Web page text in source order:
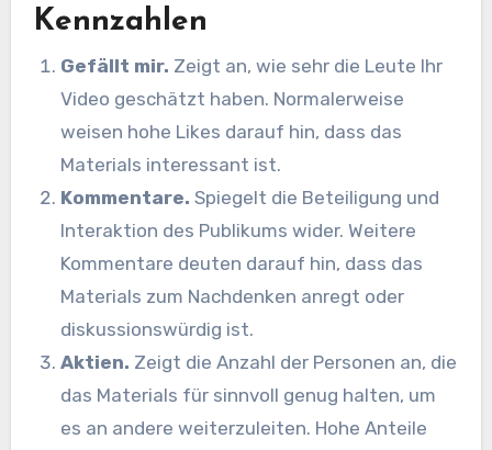
Kennzahlen
Gefällt mir. Zeigt an, wie sehr die Leute Ihr
Video geschätzt haben. Normalerweise
weisen hohe Likes darauf hin, dass das
Materials interessant ist.
Kommentare. Spiegelt die Beteiligung und
Interaktion des Publikums wider. Weitere
Kommentare deuten darauf hin, dass das
Materials zum Nachdenken anregt oder
diskussionswürdig ist.
Aktien. Zeigt die Anzahl der Personen an, die
das Materials für sinnvoll genug halten, um
es an andere weiterzuleiten. Hohe Anteile